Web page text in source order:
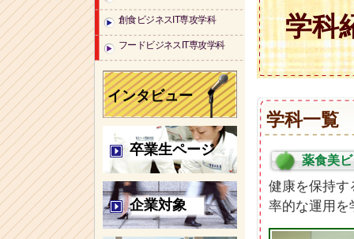
学科
学科一覧
薬食美
健康を保持す
率的な運用を
創食ビジネスIT専攻学科
フードビジネスIT専攻学科
インタビュー
卒業生ページ
企業対象